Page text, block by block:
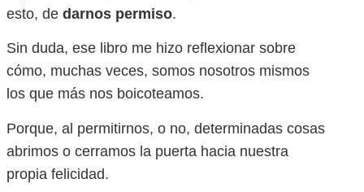
esto, de darnos permiso.
Sin duda, ese libro me hizo reflexionar sobre
cómo, muchas veces, somos nosotros mismos
los que más nos boicoteamos.
Porque, al permitirnos, o no, determinadas cosas
abrimos o cerramos la puerta hacia nuestra
propia felicidad.